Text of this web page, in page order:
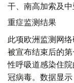
干、南高加索及中
重症监测结果
此项欧洲监测网
被宣布结束后的
性呼吸道感染住
冠病毒。数据显